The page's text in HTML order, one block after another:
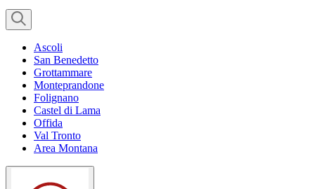
Ascoli
San Benedetto
Grottammare
Monteprandone
Folignano
Castel di Lama
Offida
Val Tronto
Area Montana